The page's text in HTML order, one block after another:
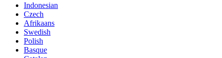
Indonesian
Czech
Afrikaans
Swedish
Polish
Basque